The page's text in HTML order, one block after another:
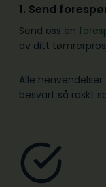
1. Send
Send oss en
av ditt
Alle
besvart så raskt